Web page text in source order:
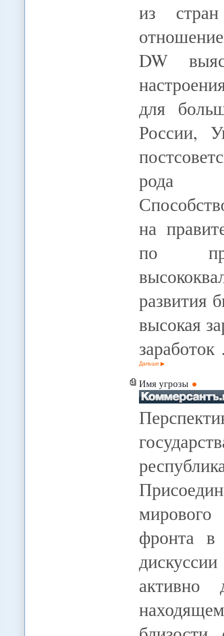
из
DW
для
России,
рода
на
по
развития
высокая
Дальше
Имя угрозы
фронта в
активно